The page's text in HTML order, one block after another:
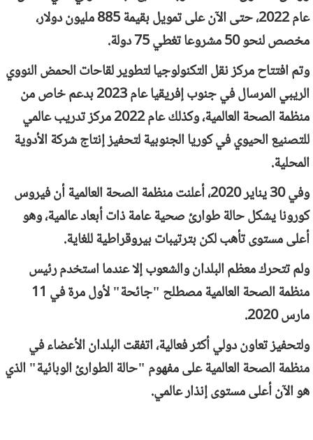
عام 2022، حتى الآن على تمويل بقيمة 885 مليون دولار،
مخصص لنحو 50 مشروعا تغطي 75 دولة.
وتم افتتاح مركز نقل التكنولوجيا لتطوير لقاحات الحمض النووي
الريبي المرسال في جنوب إفريقيا عام 2023 بدعم خاص من
منظمة الصحة العالمية، وكذلك عام 2022 مركز تدريب عالمي
للتصنيع الحيوي في كوريا الجنوبية لتحفيز إنتاج شركة الأدوية
المحلية.
وفي 30 يناير 2020، أعلنت منظمة الصحة العالمية أن فيروس
كورونا يشكل حالة طوارئ صحية عامة ذات أبعاد عالمية، وهو
أعلى مستوى تأهب لكن بترتيبات بيروقراطية للغاية.
ولم تتحرك معظم البلدان والشعوب إلا عندما استخدم رئيس
منظمة الصحة العالمية مصطلح "جائحة" لأول مرة في 11
مارس 2020.
ولتحفيز تعاون دولي أكثر فعالية، اتفقت البلدان الأعضاء في
منظمة الصحة العالمية على مفهوم "حالة الطوارئ الوبائية" الذي
هو الآن أعلى مستوى إنذار عالمي.